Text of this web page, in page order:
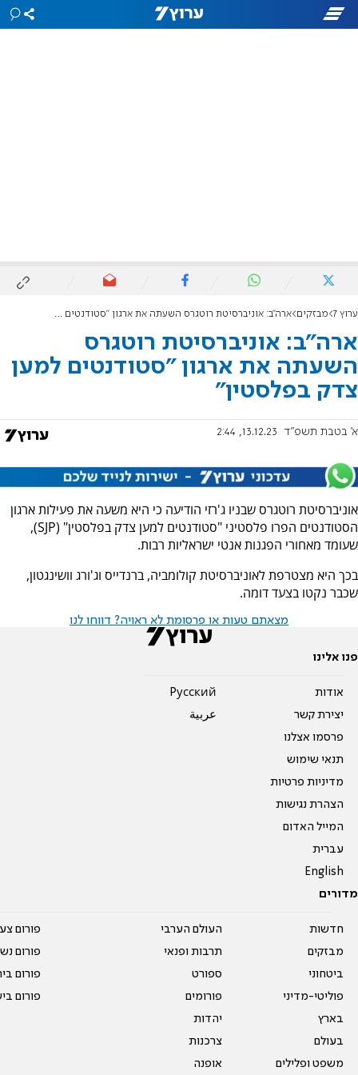
ערוץ 7 מבזקים ארה"ב: אוניברסיטת רוטגרס השעתה את ארגון "סטודנטים למען צדק בפלסטין"
ארה"ב: אוניברסיטת רוטגרס
השעתה את ארגון "סטודנטים למען
צדק בפלסטין"
א' בטבת תשפ"ד 13.12.23, 2:44
אוניברסיטת רוטגרס שבניו ג'רזי הודיעה כי היא משעה את פעילות ארגון
הסטודנטים הפרו פלסטיני "סטודנטים למען צדק בפלסטין" (SJP),
שעומד מאחורי הפגנות אנטי ישראליות רבות.
בכך היא מצטרפת לאוניברסיטת קולומביה, ברנדייס וג'ורג וושינגטון,
שכבר נקטו בצעד דומה.
מצאתם טעות או פרסומת לא ראויה? דווחו לנו
פנו אלינו
אודות
יצירת קשר
פרסמו אצלנו
תנאי שימוש
מדיניות פרטיות
הצהרת נגישות
המייל האדום
עברית
English
Pусский
عربية
מדורים
חדשות
מבזקים
ביטחוני
פוליטי-מדיני
בארץ
בעולם
משפט ופלילים
העולם הערבי
תרבות ופנאי
ספורט
פורומים
יהדות
צרכנות
אופנה
פורום
פורום
פורום
פורום